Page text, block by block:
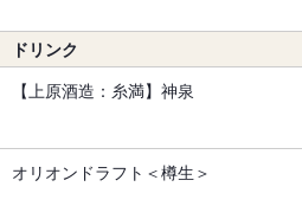
ドリンク
【上原酒造：糸満】神泉
オリオンドラフト＜樽生＞